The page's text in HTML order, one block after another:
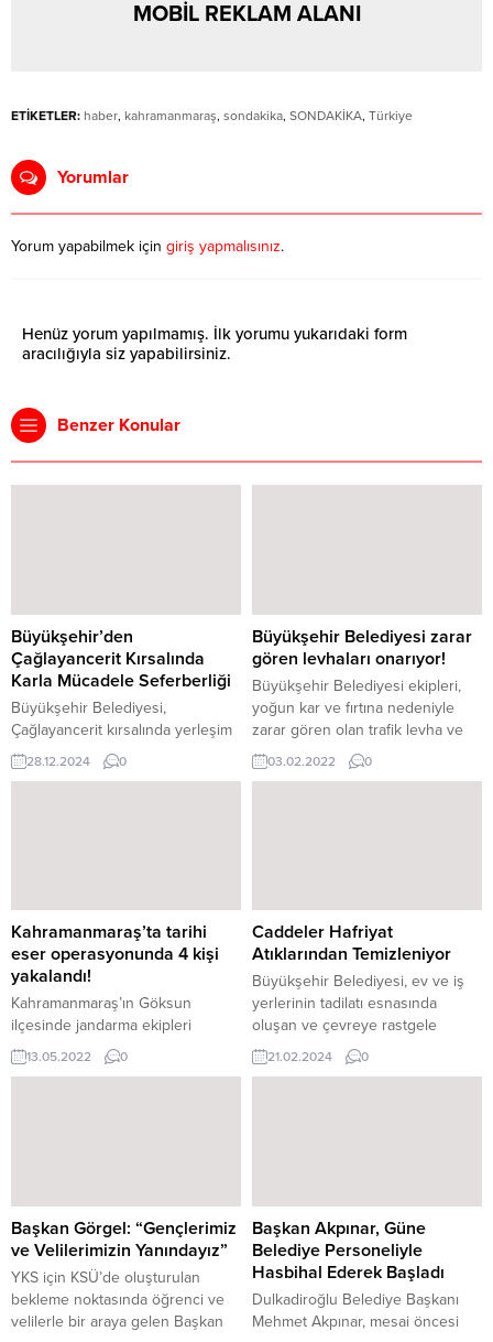
MOBİL REKLAM ALANI
ETİKETLER: haber, kahramanmaraş, sondakika, SONDAKİKA, Türkiye
Yorumlar
Yorum yapabilmek için giriş yapmalısınız.
Henüz yorum yapılmamış. İlk yorumu yukarıdaki form
aracılığıyla siz yapabilirsiniz.
Benzer Konular
Büyükşehir’den
Çağlayancerit Kırsalında
Karla Mücadele Seferberliği
Büyükşehir Belediyesi,
Çağlayancerit kırsalında yerleşim
yerlerini ulaşıma açık tutmak için
kar küreme ve tuzlama
Belediyesi, vatandaşların ulaşım
güvenliğini sağlamak ve günlük
yaşamın aksamaması için yoğun
bir mesai harcıyor. Bu kapsamda,
özellikle yüksek rakımlı kırsal
bölgelerde kar küreme...
28.12.2024 0
Büyükşehir Belediyesi zarar
gören levhaları onarıyor!
Büyükşehir Belediyesi ekipleri,
yoğun kar ve fırtına nedeniyle
zarar gören olan trafik levha ve
işaretçilerini onarıyor.
Kahramanmaraş Büyükşehir
koordinesindeki ekipler
tarafından şehrin muhtelif
yerlerinde trafik levha ve
işaretçilerinde bakım, onarım ve
yenileme çalışmaları
gerçekleştiriliyor....
03.02.2022 0
Kahramanmaraş’ta tarihi
eser operasyonunda 4 kişi
yakalandı!
Kahramanmaraş’ın Göksun
ilçesinde jandarma ekipleri
tarafından yapılan istihbarı çalışma
neticesi durdurulan bir araçta
13.05.2022 0
Caddeler Hafriyat
Atıklarından Temizleniyor
Büyükşehir Belediyesi, ev ve iş
yerlerinin tadilatı esnasında
oluşan ve çevreye rastgele
bırakılan hafriyat atıklarını
bulundukları yerden kaldırarak
yerlerinin tadilatı esnasında
oluşan ve çevreye rastgele
bırakılan...
21.02.2024 0
Başkan Görgel: “Gençlerimiz
ve Velilerimizin Yanındayız”
YKS için KSÜ’de oluşturulan
bekleme noktasında öğrenci ve
velilerle bir araya gelen Başkan
Başkan Akpınar, Güne
Belediye Personeliyle
Hasbihal Ederek Başladı
Dulkadiroğlu Belediye Başkanı
Mehmet Akpınar, mesai öncesi